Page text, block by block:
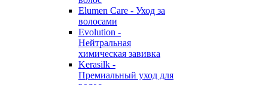
Elumen Care - Уход за
волосами
Evolution -
Нейтральная
химическая завивка
Kerasilk -
Премиальный уход для